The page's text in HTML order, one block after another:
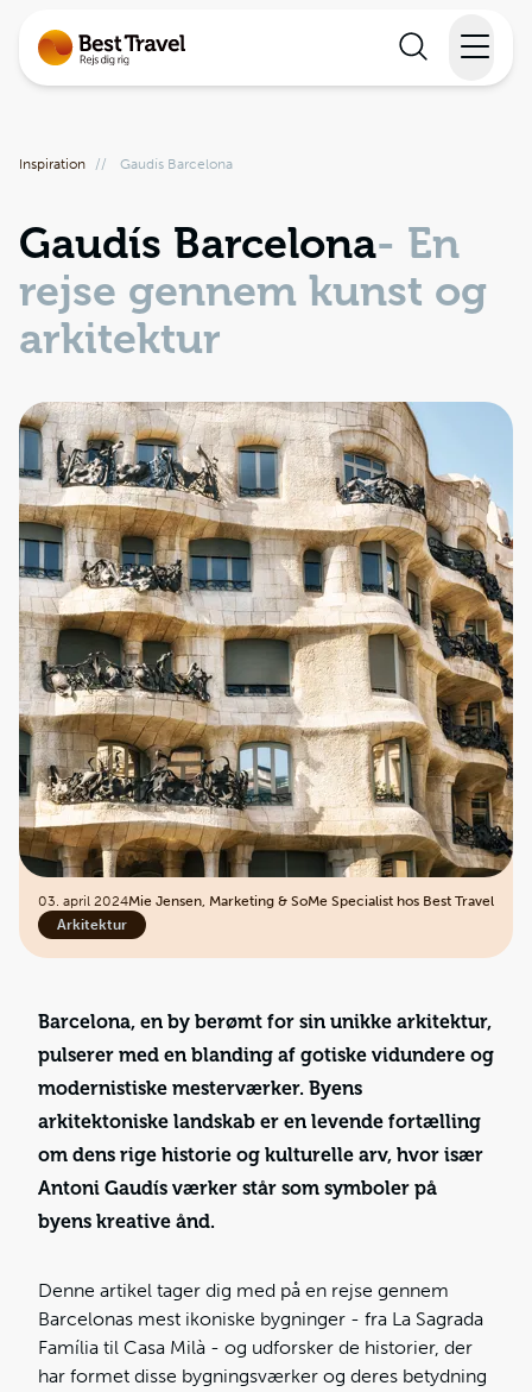
Rejsekalender
Inspiration
Min Rejse
Inspiration // Gaudís Barcelona
Gaudís Barcelona- En
rejse gennem kunst og
arkitektur
03. april 2024Mie Jensen, Marketing & SoMe Specialist hos Best Travel
Arkitektur
Barcelona, en by berømt for sin unikke arkitektur,
pulserer med en blanding af gotiske vidundere og
modernistiske mesterværker. Byens
arkitektoniske landskab er en levende fortælling
om dens rige historie og kulturelle arv, hvor især
Antoni Gaudís værker står som symboler på
byens kreative ånd.
Denne artikel tager dig med på en rejse gennem
Barcelonas mest ikoniske bygninger - fra La Sagrada
Família til Casa Milà - og udforsker de historier, der
har formet disse bygningsværker og deres betydning